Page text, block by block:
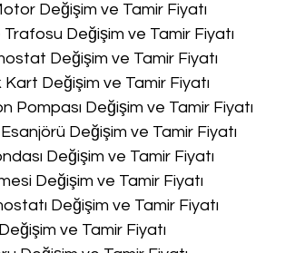
Değişim ve Tamir Fiyatı
Değişim ve Tamir Fiyatı
Değişim ve Tamir Fiyatı
Değişim ve Tamir Fiyatı
Pompası Değişim ve Tamir Fiyatı
Değişim ve Tamir Fiyatı
Değişim ve Tamir Fiyatı
Değişim ve Tamir Fiyatı
Değişim ve Tamir Fiyatı
ve Tamir Fiyatı